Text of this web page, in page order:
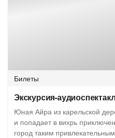
Билеты
Экскурсия-
Юная Айра из карельской
и попадает в вихрь
город таким привлекательным